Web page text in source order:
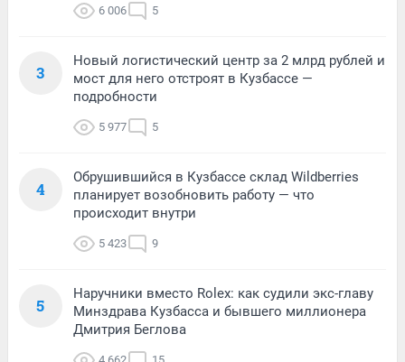
6 006 5
3
Новый логистический центр за 2 млрд рублей и
мост для него отстроят в Кузбассе —
подробности
5 977 5
4
Обрушившийся в Кузбассе склад Wildberries
планирует возобновить работу — что
происходит внутри
5 423 9
5
Наручники вместо Rolex: как судили экс-главу
Минздрава Кузбасса и бывшего миллионера
Дмитрия Беглова